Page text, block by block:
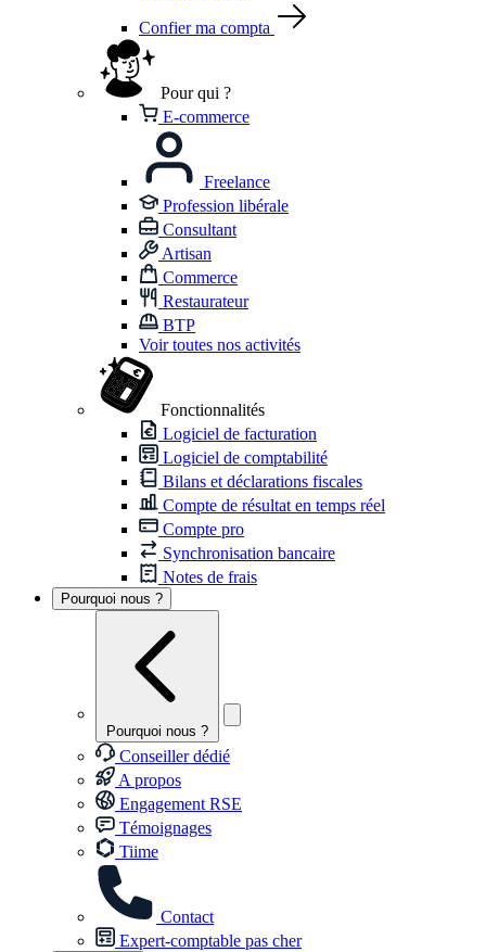
Confier ma compta
Pour qui ?
E-commerce
Freelance
Profession libérale
Consultant
Artisan
Commerce
Restaurateur
BTP
Voir toutes nos activités
Fonctionnalités
Logiciel de facturation
Logiciel de comptabilité
Bilans et déclarations fiscales
Compte de résultat en temps réel
Compte pro
Synchronisation bancaire
Notes de frais
Pourquoi nous ?
Pourquoi nous ?
Conseiller dédié
A propos
Engagement RSE
Témoignages
Tiime
Contact
Expert-comptable pas cher